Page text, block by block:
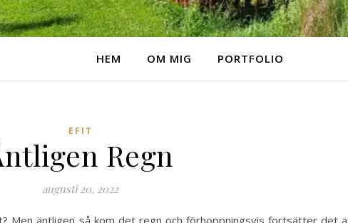
HEM OM MIG PORTFOLIO
EFIT
Regn
augusti 20, 2022
Men äntligen så kom det regn och förhoppningsvis fortsätter det